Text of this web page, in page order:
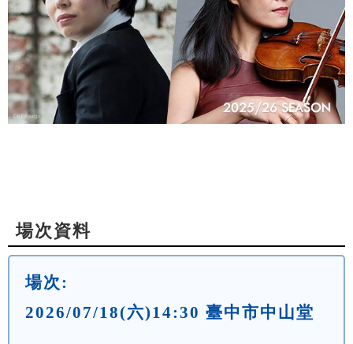
場次資料
場次:
2026/07/18(六)14:30 臺中市中山堂